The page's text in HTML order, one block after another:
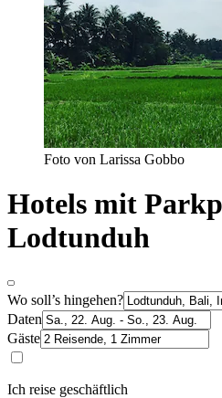
Foto von Larissa Gobbo
Hotels mit
Lodtunduh
Wo soll’s hingehen?
Daten
Gäste
Ich reise geschäftlich